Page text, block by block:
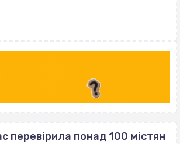
перевірила понад 100 містян